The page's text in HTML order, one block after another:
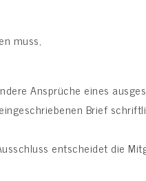
muss,
Ansprüche eines
Brief
entscheidet die